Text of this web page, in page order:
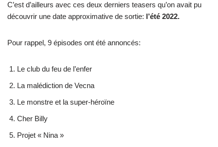
C’est d’ailleurs avec ces deux derniers teasers qu’on avait pu
découvrir une date approximative de sortie: l’été 2022.
Pour rappel, 9 épisodes ont été annoncés:
Le club du feu de l’enfer
La malédiction de Vecna
Le monstre et la super-héroïne
Cher Billy
Projet « Nina »